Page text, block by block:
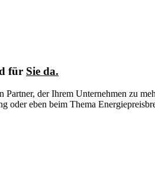
für Sie da.
Partner, der Ihrem Unternehmen zu
oder eben beim Thema